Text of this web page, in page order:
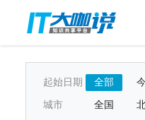
起始日期 全部
城市 全国